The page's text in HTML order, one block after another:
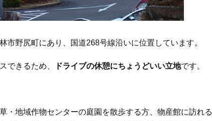
市野尻町にあり、国道268号線沿いに位置しています。
できるため、 ドライブの休憩にちょうどいい立地です。
・地域作物センターの庭園を散歩する方、物産館に訪れる